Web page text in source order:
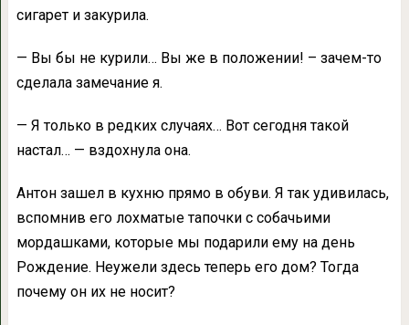
сигарет и закурила.
— Вы бы не курили… Вы же в положении! – зачем-то
сделала замечание я.
— Я только в редких случаях… Вот сегодня такой
настал… — вздохнула она.
Антон зашел в кухню прямо в обуви. Я так удивилась,
вспомнив его лохматые тапочки с собачьими
мордашками, которые мы подарили ему на день
Рождение. Неужели здесь теперь его дом? Тогда
почему он их не носит?